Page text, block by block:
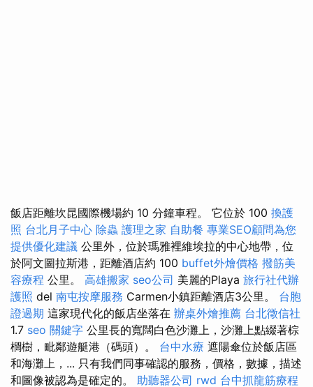
飯店距離坎昆國際機場約 10 分鐘車程。 它位於 100 換護
照 台北月子中心 除蟲 護理之家 自助餐 專業SEO顧問為您
提供優化建議 公里外，位於瑪雅裡維埃拉的中心地帶，位
於阿文圖拉斯港，距離酒店約 100 buffet外燴價格 撥筋美
容療程 公里。 高雄搬家 seo公司 美麗的Playa 旅行社代辦
護照 del 南屯按摩服務 Carmen小鎮距離酒店3公里。 台胞
證過期 這家現代化的飯店坐落在 辦桌外燴推薦 台北徵信社
1.7 seo 關鍵字 公里長的寬闊白色沙灘上，沙灘上點綴著棕
櫚樹，毗鄰遊艇港（碼頭）。 台中水療 遮陽傘位於飯店區
和海灘上，... 只有我們同事確認的服務，價格，數據，描述
和圖像被認為是確定的。 助聽器公司 rwd 台中抓龍筋療程